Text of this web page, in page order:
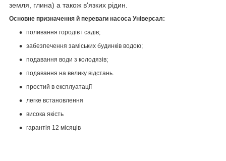
земля, глина) а також в'язких рідин.
Основне призначення й переваги насоса Універсал:
поливання городів і садів;
забезпечення заміських будинків водою;
подавання води з колодязів;
подавання на велику відстань.
простий в експлуатації
легке встановлення
висока якість
гарантія 12 місяців